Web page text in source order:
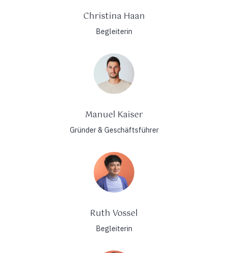
Christina Haan
Begleiterin
Manuel Kaiser
Gründer & Geschäftsführer
Ruth Vossel
Begleiterin